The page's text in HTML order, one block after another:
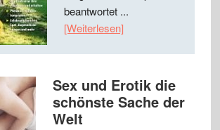
beantwortet ...
[Weiterlesen]
Sex und Erotik die
schönste Sache der
Welt